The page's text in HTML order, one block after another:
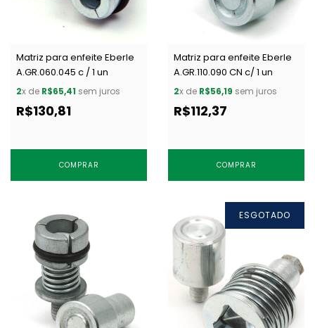
Matriz para enfeite Eberle
A.GR.060.045 c / 1 un
2x de R$65,41 sem juros
R$130,81
COMPRAR
Matriz para enfeite Eberle
A.GR.110.090 CN c/ 1 un
2x de R$56,19 sem juros
R$112,37
COMPRAR
ESGOTADO